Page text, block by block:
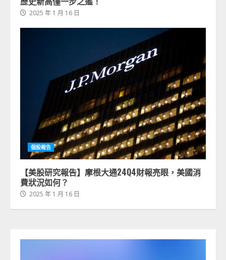
2025 年 1 月 16 日
個股報告
【美股研究報告】摩根大通24Q4財報亮眼，美國消
費狀況如何？
2025 年 1 月 16 日